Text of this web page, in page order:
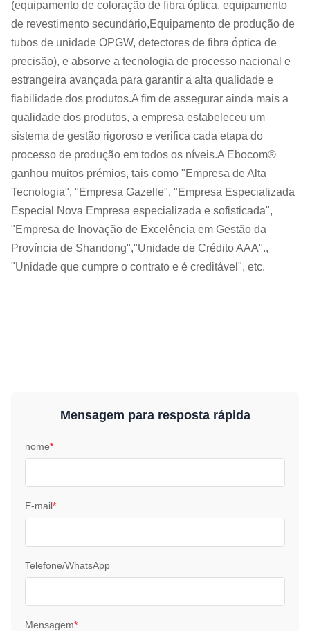
(equipamento de coloração de fibra óptica, equipamento
de revestimento secundário,Equipamento de produção de
tubos de unidade OPGW, detectores de fibra óptica de
precisão), e absorve a tecnologia de processo nacional e
estrangeira avançada para garantir a alta qualidade e
fiabilidade dos produtos.A fim de assegurar ainda mais a
qualidade dos produtos, a empresa estabeleceu um
sistema de gestão rigoroso e verifica cada etapa do
processo de produção em todos os níveis.A Ebocom®
ganhou muitos prémios, tais como "Empresa de Alta
Tecnologia", "Empresa Gazelle", "Empresa Especializada
Especial Nova Empresa especializada e sofisticada",
"Empresa de Inovação de Excelência em Gestão da
Província de Shandong","Unidade de Crédito AAA".,
"Unidade que cumpre o contrato e é creditável", etc.
Mensagem para resposta rápida
nome*
E-mail*
Telefone/WhatsApp
Mensagem*